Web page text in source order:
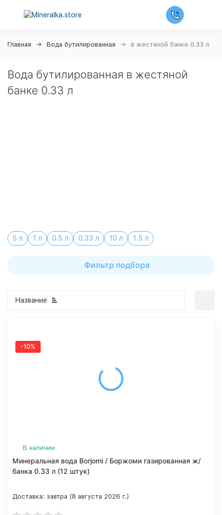
Главная Вода бутилированная в жестяной банке 0.33 л
Вода бутилированная в жестяной
банке 0.33 л
5 л 1 л 0.5 л 0.33 л 10 л 1.5 л
Фильтр подбора
Название
-10%
В наличии
Минеральная вода Borjomi / Боржоми газированная ж/
банка 0.33 л (12 штук)
Доставка: завтра (8 августа 2026 г.)